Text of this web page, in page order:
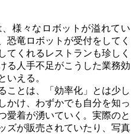
様々なロボットが溢れてい
恐竜ロボットが受付をしてく
てくれるレストランも珍しく
る人手不足がこうした業務効
いえる。
とは、「効率化」とは少し
かけ、わずかでも自分を知っ
愛着が湧いていく。実際のと
ズが販売されていたり、写真